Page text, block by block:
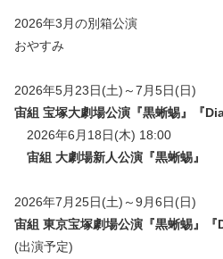
2026年3月の別箱公演
おやすみ
2026年5月23日(土)～7月5日(日)
宙組 宝塚大劇場公演『黒蜥蜴』『
2026年6月18日(木) 18:00
宙組 大劇場新人公演『黒蜥蜴』
2026年7月25日(土)～9月6日(日)
宙組 東京宝塚劇場公演 『黒蜥蜴』
(出演予定)